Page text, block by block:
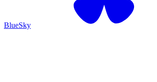
BlueSky